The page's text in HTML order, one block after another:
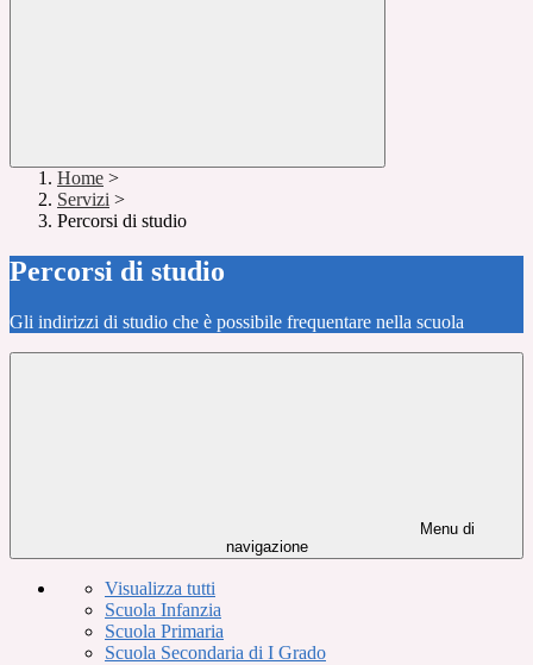
Home >
Servizi >
Percorsi di studio
Percorsi di studio
Gli indirizzi di studio che è possibile frequentare nella scuola
Menu di
navigazione
Visualizza tutti
Scuola Infanzia
Scuola Primaria
Scuola Secondaria di I Grado